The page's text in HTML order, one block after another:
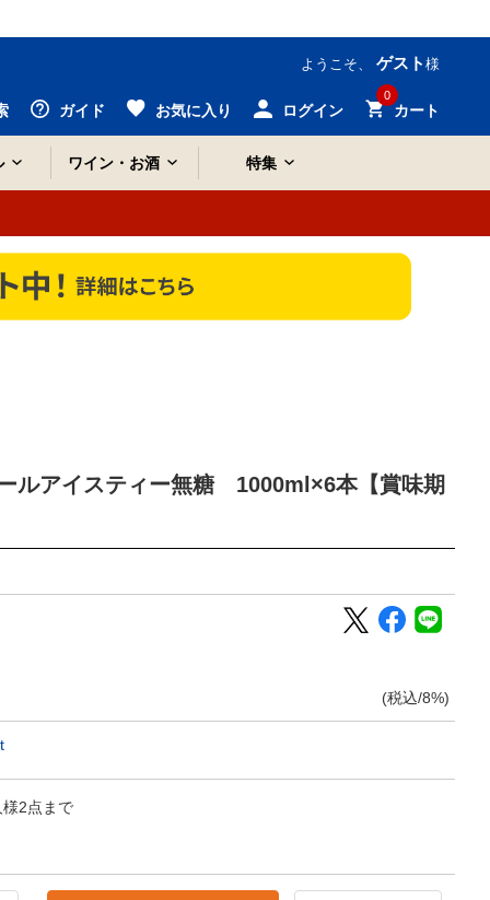
ようこそ、 ゲスト 様
ガイド お気に入り ログイン
0
カート
ワイン・お酒 特集
ルアイスティー無糖 1000ml×6本【賞味期
(税込/8%)
様2点まで